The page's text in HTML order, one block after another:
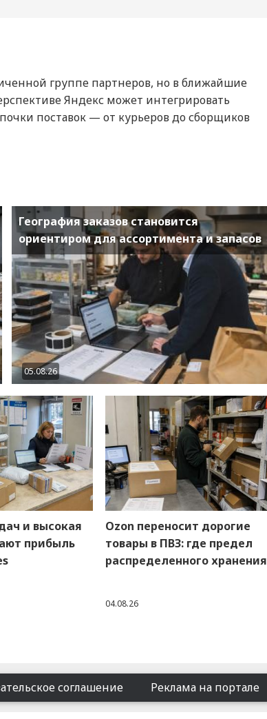
группе партнеров, но в ближайшие
Яндекс может интегрировать
поставок — от курьеров до сборщиков
География заказов становится
ориентиром для ассортимента и запасов
05.08.26
и высокая
прибыль
Ozon переносит дорогие
товары в ПВЗ: где предел
распределенного хранения
04.08.26
соглашение Реклама на портале